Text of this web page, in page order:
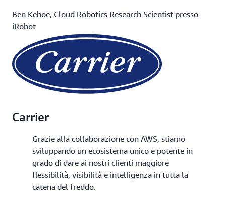
Ben Kehoe, Cloud Robotics Research Scientist presso
iRobot
Carrier
Grazie alla collaborazione con AWS, stiamo
sviluppando un ecosistema unico e potente in
grado di dare ai nostri clienti maggiore
flessibilità, visibilità e intelligenza in tutta la
catena del freddo.